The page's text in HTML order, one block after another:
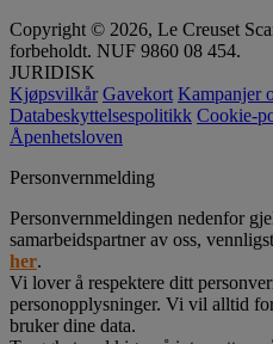
Copyright © 2026, Le Creuset
forbeholdt. NUF 9860 08 454.
JURIDISK
Kjøpsvilkår Gavekort Kampanjer
Databeskyttelsespolitikk Cookie-
Åpenhetsloven
Personvernmelding
Personvernmeldingen nedenfor
samarbeidspartner av oss,
her.
Vi lover å respektere ditt
personopplysninger. Vi vil alltid
bruker dine data.